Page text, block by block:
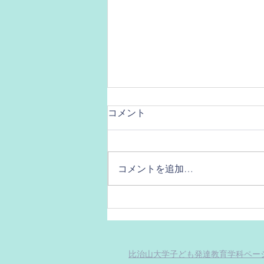
ひじはどこだ？！
コメント
コメントを追加…
比治山大学子ども発達教育学科ペー